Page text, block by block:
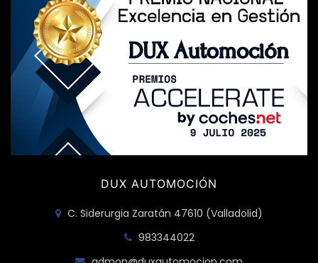
DUX AUTOMOCIÓN
C. Siderurgia Zaratán 47610 (Valladolid)
983344022